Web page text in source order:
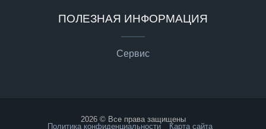
ПОЛЕЗНАЯ ИНФОРМАЦИЯ
Сервис
2026 © Все права защищены
Политика конфиденциальности
Карта сайта